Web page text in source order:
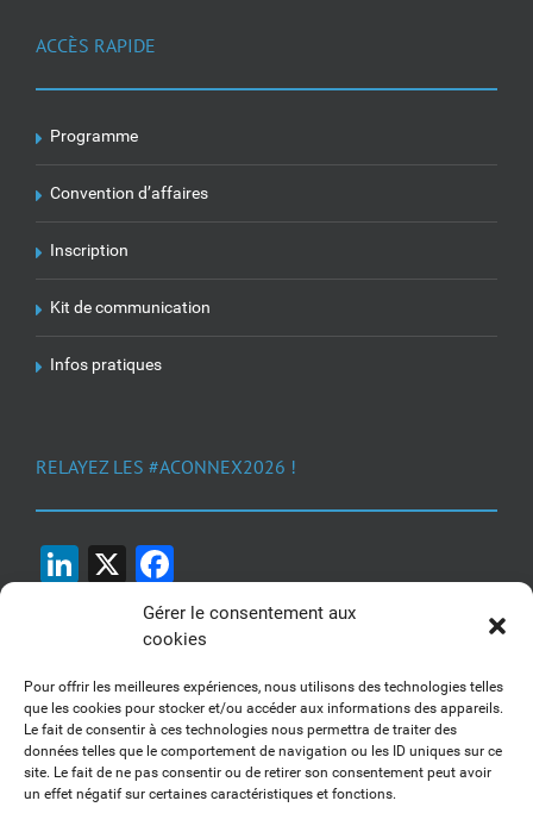
Gérer le consentement aux
cookies
Pour offrir les meilleures expériences, nous utilisons des technologies telles
que les cookies pour stocker et/ou accéder aux informations des appareils.
Le fait de consentir à ces technologies nous permettra de traiter des
données telles que le comportement de navigation ou les ID uniques sur ce
site. Le fait de ne pas consentir ou de retirer son consentement peut avoir
un effet négatif sur certaines caractéristiques et fonctions.
ACCÈS RAPIDE
Programme
Convention d’affaires
Inscription
Kit de communication
Infos pratiques
RELAYEZ LES #ACONNEX2026 !
LinkedIn
X
1, 2, 3... Buzzez !
Découvrez nos kits communication